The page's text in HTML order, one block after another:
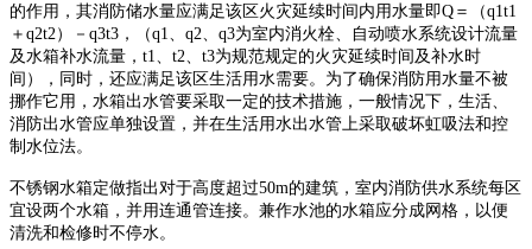
的作用，其消防储水量应满足该区火灾延续时间内用水量即Q＝（q1t1
＋q2t2）－q3t3，（q1、q2、q3为室内消火栓、自动喷水系统设计流量
及水箱补水流量，t1、t2、t3为规范规定的火灾延续时间及补水时
间），同时，还应满足该区生活用水需要。为了确保消防用水量不被
挪作它用，水箱出水管要采取一定的技术措施，一般情况下，生活、
消防出水管应单独设置，并在生活用水出水管上采取破坏虹吸法和控
制水位法。
不锈钢水箱定做指出对于高度超过50m的建筑，室内消防供水系统每区
宜设两个水箱，并用连通管连接。兼作水池的水箱应分成网格，以便
清洗和检修时不停水。